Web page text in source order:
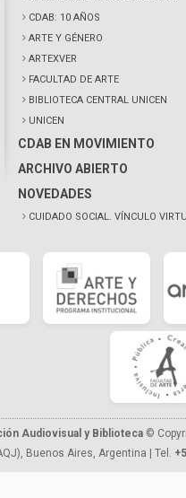
CDAB: 10 AÑOS
ARTE Y GÉNERO
ARTEXVER
FACULTAD DE ARTE
BIBLIOTECA CENTRAL UNICEN
UNICEN
CDAB EN MOVIMIENTO
ARCHIVO ABIERTO
NOVEDADES
CUIDADO SOCIAL. VÍNCULO
Audiovisual y Biblioteca ©
Buenos Aires, Argentina | Tel.